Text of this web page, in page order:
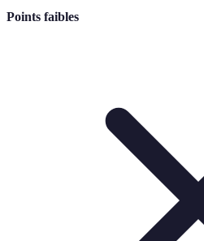
Points faibles